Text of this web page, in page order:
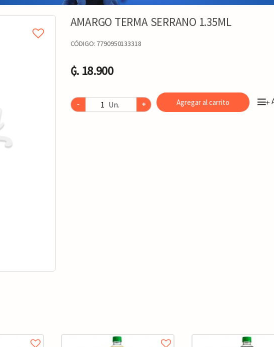
AMARGO TERMA SERRANO 1.35ML
CÓDIGO: 7790950133318
₲. 18.900
- Un. + Agregar al carrito +